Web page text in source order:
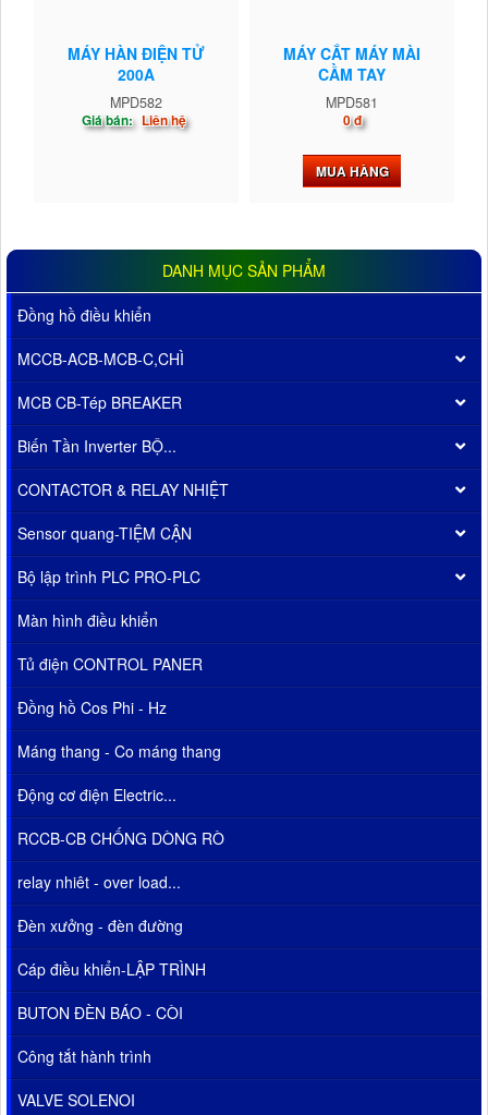
MÁY HÀN ĐIỆN TỬ
200A
MPD582
Giá bán: Liên hệ
MÁY CẮT MÁY MÀI
CẦM TAY
MPD581
0 đ
MUA HÀNG
DANH MỤC SẢN PHẨM
Đồng hồ điều khiển
MCCB-ACB-MCB-C,CHÌ
MCB CB-Tép BREAKER
Biến Tần Inverter BỘ...
CONTACTOR & RELAY NHIỆT
Sensor quang-TIỆM CẬN
Bộ lập trình PLC PRO-PLC
Màn hình điều khiển
Tủ điện CONTROL PANER
Đồng hồ Cos Phi - Hz
Máng thang - Co máng thang
Động cơ điện Electric...
RCCB-CB CHỐNG DÒNG RÒ
relay nhiêt - over load...
Đèn xưởng - đèn đường
Cáp điều khiển-LẬP TRÌNH
BUTON ĐÈN BÁO - CÒI
Công tắt hành trình
VALVE SOLENOI